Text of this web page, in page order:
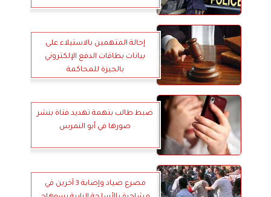
إحالة المتهمين بالاستيلاء على
بيانات بطاقات الدفع الإلكتروني
بالجيزة للمحاكمة
ضبط طالب بتهمة تهديد فتاة بنشر
صورها في أبو النمرس
مصرع صياد وإصابة 3 آخرين في